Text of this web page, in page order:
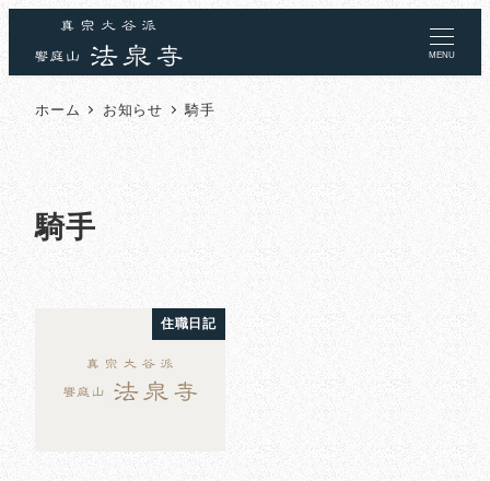
MENU
ホーム お知らせ 騎手
騎手
住職日記